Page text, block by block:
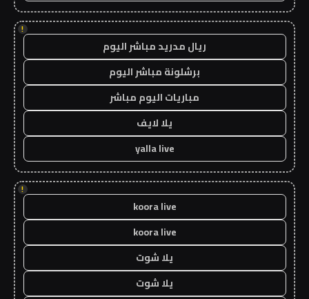
!
ريال مدريد مباشر اليوم
برشلونة مباشر اليوم
مباريات اليوم مباشر
يلا لايف
yalla live
!
koora live
koora live
يلا شوت
يلا شوت